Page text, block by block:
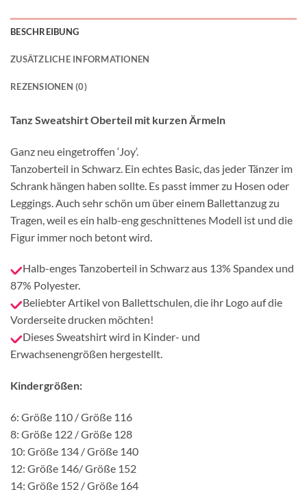
BESCHREIBUNG
ZUSÄTZLICHE INFORMATIONEN
REZENSIONEN (0)
Tanz Sweatshirt Oberteil mit kurzen Ärmeln
Ganz neu eingetroffen ‘Joy‘.
Tanzoberteil in Schwarz. Ein echtes Basic, das jeder Tänzer im
Schrank hängen haben sollte. Es passt immer zu Hosen oder
Leggings. Auch sehr schön um über einem Ballettanzug zu
Tragen, weil es ein halb-eng geschnittenes Modell ist und die
Figur immer noch betont wird.
Halb-enges Tanzoberteil in Schwarz aus 13% Spandex und
87% Polyester.
Beliebter Artikel von Ballettschulen, die ihr Logo auf die
Vorderseite drucken möchten!
Dieses Sweatshirt wird in Kinder- und
Erwachsenengrößen hergestellt.
Kindergrößen:
6: Größe 110 / Größe 116
8: Größe 122 / Größe 128
10: Größe 134 / Größe 140
12: Größe 146/ Größe 152
14: Größe 152 / Größe 164